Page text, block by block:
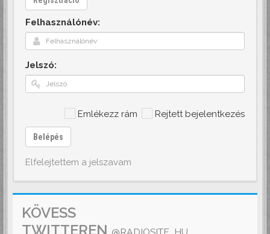
Felhasználónév:
Jelszó:
Emlékezz rám Rejtett bejelentkezés
Belépés
Elfelejtettem a jelszavam
KÖVESS
TWITTEREN